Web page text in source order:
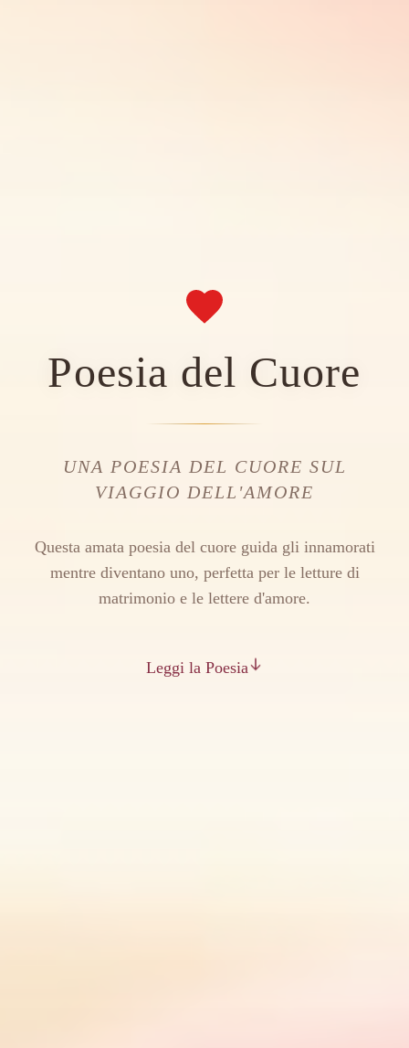
Poesia del Cuore
UNA POESIA DEL CUORE SUL
VIAGGIO DELL'AMORE
Questa amata poesia del cuore guida gli innamorati
mentre diventano uno, perfetta per le letture di
matrimonio e le lettere d'amore.
Leggi la Poesia